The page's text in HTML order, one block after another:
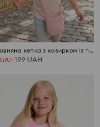
Бавовняна кепка з козирком із паєтками та котячим мотивом
UAH 199UAH